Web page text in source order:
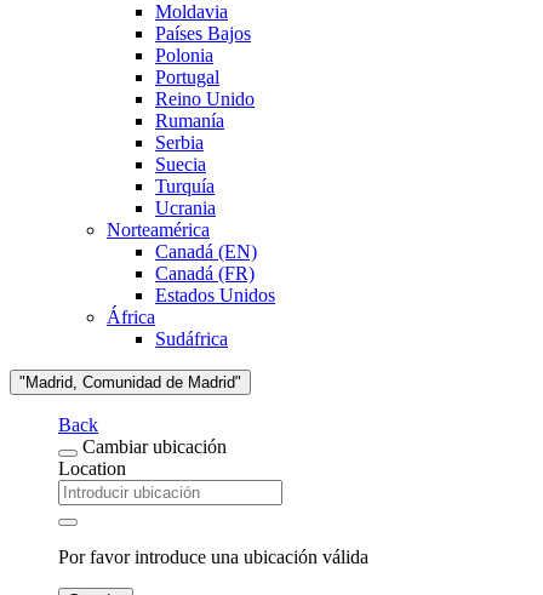
Moldavia
Países Bajos
Polonia
Portugal
Reino Unido
Rumanía
Serbia
Suecia
Turquía
Ucrania
Norteamérica
Canadá (EN)
Canadá (FR)
Estados Unidos
África
Sudáfrica
"Madrid, Comunidad de Madrid"
Back
Cambiar ubicación
Location
Por favor introduce una ubicación válida